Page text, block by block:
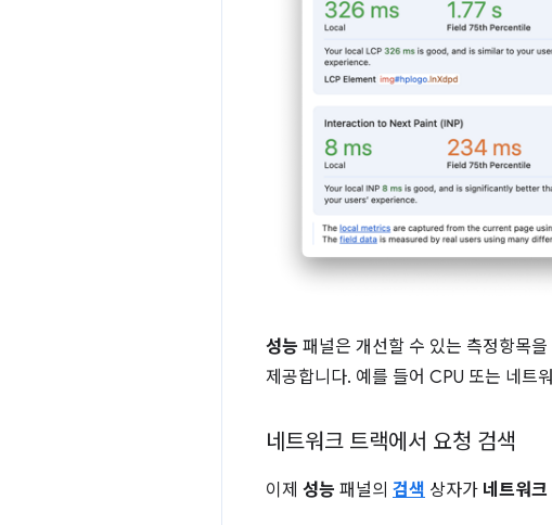
성능 패널은 개선할 수 있는 측정항목
제공합니다. 예를 들어 CPU 또는 네트
네트워크 트랙에서 요청 검색
이제 성능 패널의 검색 상자가 네트워크